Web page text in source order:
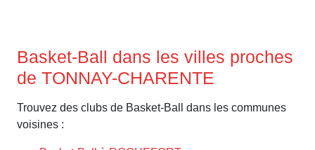
Basket-Ball dans les villes proches
de TONNAY-CHARENTE
Trouvez des clubs de Basket-Ball dans les communes
voisines :